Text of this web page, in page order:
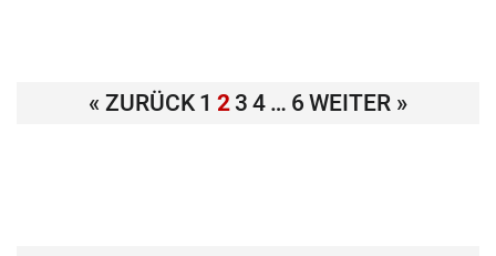
« ZURÜCK 1 23 4 … 6 WEITER »